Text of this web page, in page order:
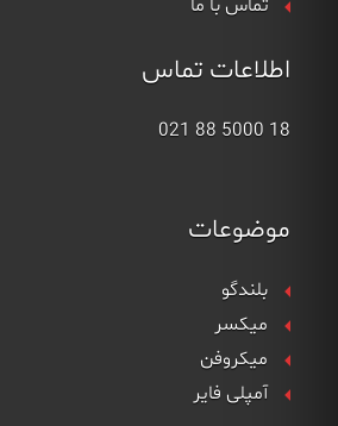
تماس با ما
اطلاعات تماس
18 5000 88 021
موضوعات
بلندگو
میکسر
میکروفن
آمپلی فایر